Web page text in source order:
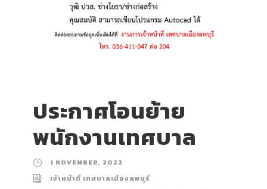
ประกาศโอนย้าย
พนักงานเทศบาล
1 NOVEMBER, 2022
เจ้าหน้าที่ เทศบาลเมืองลพบุรี